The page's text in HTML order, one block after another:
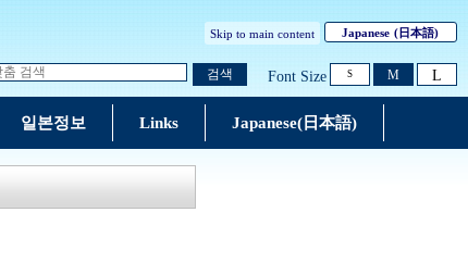
Skip to main content Japanese (日本語)
검색 Font Size S M L
일본정보 Links Japanese(日本語)